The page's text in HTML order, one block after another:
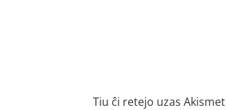
Tiu ĉi retejo uzas